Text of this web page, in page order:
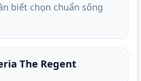
biết chọn chuẩn sống
The Regent